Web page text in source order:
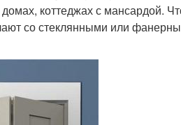
коттеджах с мансардой.
со стеклянными или